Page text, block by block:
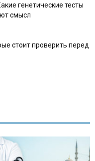
генетические тесты
смысл
стоит проверить перед